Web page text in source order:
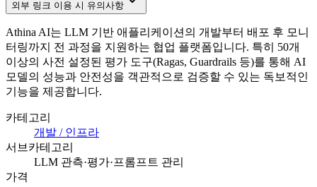
외부 링크 이용 시 유의사항
Athina AI는 LLM 기반 애플리케이션의 개발부터 배포 후 모니
터링까지 전 과정을 지원하는 협업 플랫폼입니다. 특히 50개
이상의 사전 설정된 평가 도구(Ragas, Guardrails 등)를 통해 AI
모델의 성능과 안전성을 객관적으로 검증할 수 있는 독보적인
기능을 제공합니다.
카테고리
개발 / 인프라
서브카테고리
LLM 관측·평가·프롬프트 관리
가격